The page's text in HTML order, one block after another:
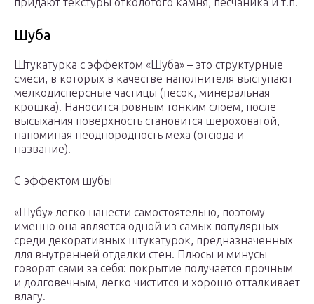
Шуба
Штукатурка с эффектом «Шуба» – это структурные
смеси, в которых в качестве наполнителя выступают
мелкодисперсные частицы (песок, минеральная
крошка). Наносится ровным тонким слоем, после
высыхания поверхность становится шероховатой,
напоминая неоднородность меха (отсюда и
название).
С эффектом шубы
«Шубу» легко нанести самостоятельно, поэтому
именно она является одной из самых популярных
среди декоративных штукатурок, предназначенных
для внутренней отделки стен. Плюсы и минусы
говорят сами за себя: покрытие получается прочным
и долговечным, легко чистится и хорошо отталкивает
влагу.